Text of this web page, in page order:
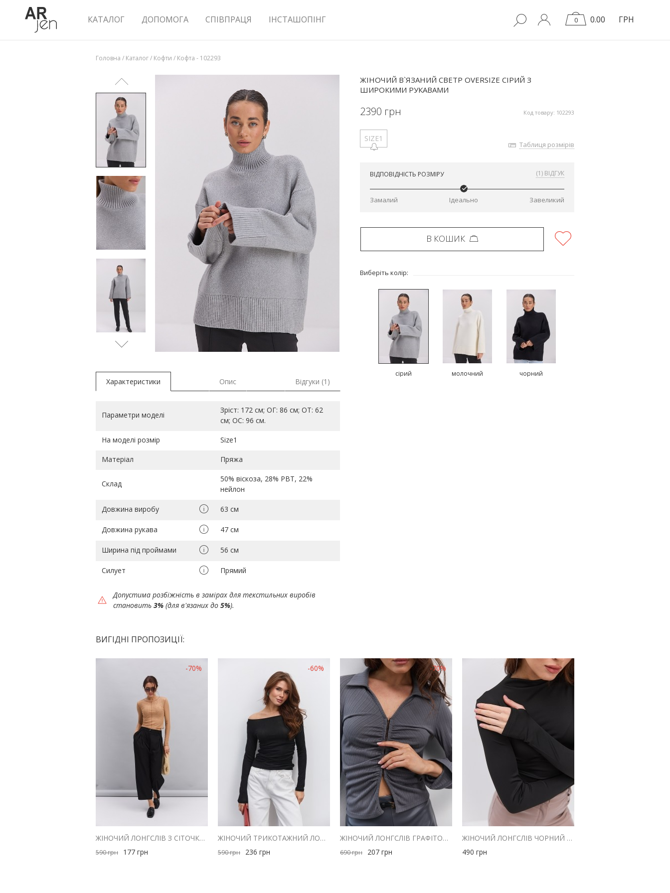
КАТАЛОГ ДОПОМОГА СПІВПРАЦЯ ІНСТАШОПІНГ 0 0.00 ГРН
Головна / Каталог/ Кофти / Кофта - 102293
ЖІНОЧИЙ В`ЯЗАНИЙ СВЕТР OVERSIZE СІРИЙ З
ШИРОКИМИ РУКАВАМИ
2390 грн Код товару: 102293
SIZE1
Таблиця розмірів
ВІДПОВІДНІСТЬ РОЗМІРУ
(1) ВІДГУК
Замалий Ідеально Завеликий
В КОШИК
Виберіть колір:
сірий молочний чорний
Характеристики Опис Відгуки (1)
Параметри моделі
Зріст: 172 см; ОГ: 86 см; ОТ: 62
см; ОС: 96 см.
На моделі розмір Size1
Матеріал Пряжа
Склад
50% віскоза, 28% PBT, 22%
нейлон
Довжина виробу 63 см
Довжина рукава 47 см
Ширина під проймами 56 см
Силует Прямий
Допустима розбіжність в замірах для текстильних виробів
становить 3% (для в'язаних до 5%).
ВИГІДНІ ПРОПОЗИЦІЇ:
-70%
ЖІНОЧИЙ ЛОНГСЛІВ З СІТОЧКИ БЕЖЕВИЙ ЗІ ШВАМИ НАВИВОРІТ
590грн 177 грн
-60%
ЖІНОЧИЙ ТРИКОТАЖНИЙ ЛОНГСЛІВ ЧОРНИЙ З ДРАПІРУВАННЯМ ЗБОКУ
590грн 236 грн
-70%
ЖІНОЧИЙ ЛОНГСЛІВ ГРАФІТОВИЙ З ДРАПІРУВАННЯМ ТА ВІДКЛАДНИМ КОМІРОМ
690грн 207 грн
ЖІНОЧИЙ ЛОНГСЛІВ ЧОРНИЙ З КОРОТКИМ КОМІРОМ
490 грн